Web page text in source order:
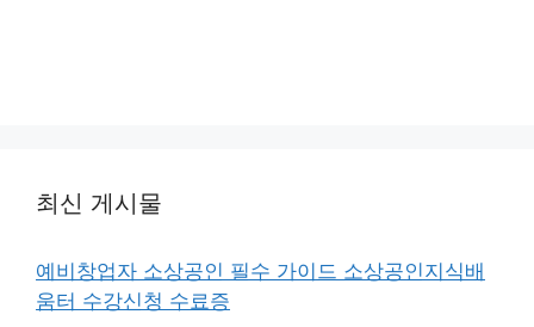
최신 게시물
예비창업자 소상공인 필수 가이드 소상공인지식배
움터 수강신청 수료증